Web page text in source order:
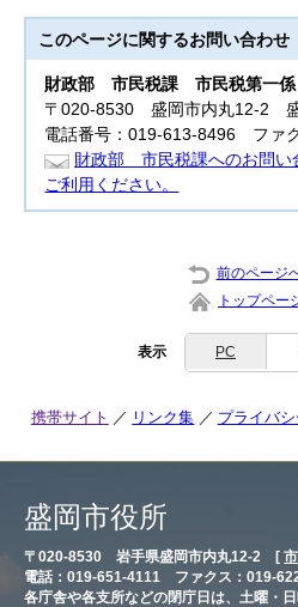
このページに関するお問い合わせ
財政部市民税課 市民税第一係
〒020-8530 盛岡市内丸12-2
電話番号：019-613-8496 ファ
財政部 市民税課へのお問い
ご利用ください。
前のページ
トップペー
表示 PC
携帯サイト リンク集 プライバ
盛岡市役所
〒020-8530 岩手県盛岡市内丸12-2 [
電話：019-651-4111 ファクス：019-
各庁舎や各支所などの閉庁日は、土曜・